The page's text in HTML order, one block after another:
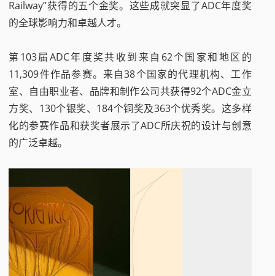
Railway”获得的五个金奖。这些成就突显了ADC年度奖
的全球影响力和卓越人才。
第103届ADC年度奖共收到来自62个国家和地区的
11,309件作品参赛。来自38个国家的代理机构、工作
室、自由职业者、品牌和制作公司共获得92个ADC金立
方奖、130个银奖、184个铜奖及363个优秀奖。这多样
化的参赛作品和获奖者展示了ADC所庆祝的设计与创意
的广泛卓越。